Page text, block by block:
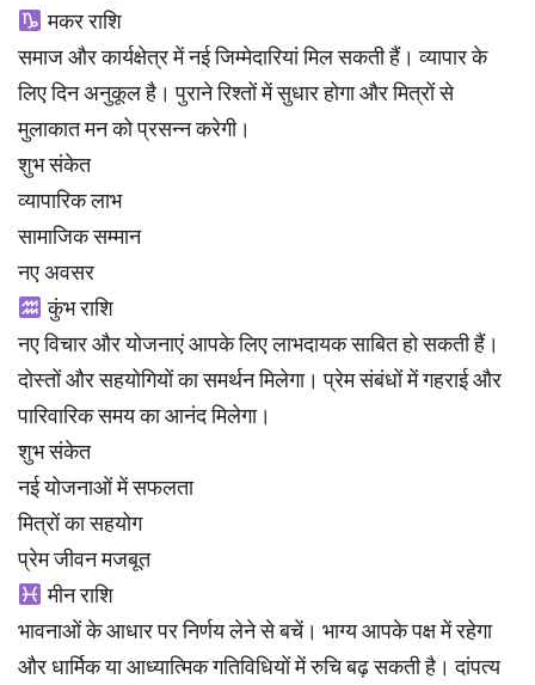
मकर राशि
समाज और कार्यक्षेत्र में नई जिम्मेदारियां मिल सकती हैं। व्यापार के
लिए दिन अनुकूल है। पुराने रिश्तों में सुधार होगा और मित्रों से
मुलाकात मन को प्रसन्न करेगी।
शुभ संकेत
व्यापारिक लाभ
सामाजिक सम्मान
नए अवसर
कुंभ राशि
नए विचार और योजनाएं आपके लिए लाभदायक साबित हो सकती हैं।
दोस्तों और सहयोगियों का समर्थन मिलेगा। प्रेम संबंधों में गहराई और
पारिवारिक समय का आनंद मिलेगा।
शुभ संकेत
नई योजनाओं में सफलता
मित्रों का सहयोग
प्रेम जीवन मजबूत
मीन राशि
भावनाओं के आधार पर निर्णय लेने से बचें। भाग्य आपके पक्ष में रहेगा
और धार्मिक या आध्यात्मिक गतिविधियों में रुचि बढ़ सकती है। दांपत्य